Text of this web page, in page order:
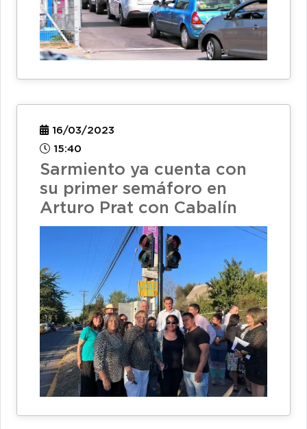
16/03/2023
15:40
Sarmiento ya cuenta con
su primer semáforo en
Arturo Prat con Cabalín